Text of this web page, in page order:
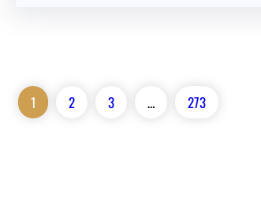
1 2 3 … 273